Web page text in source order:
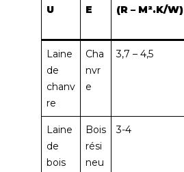
U
E
(R – M².K/W)
Laine
de
chanv
re
Cha
nvr
e
3,7 – 4,5
Laine
de
bois
Bois
rési
neu
3-4